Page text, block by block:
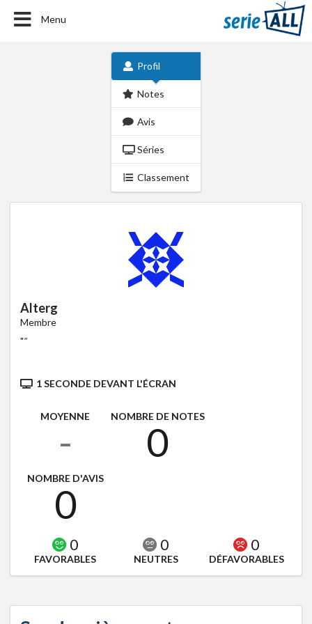
Menu
Profil
Notes
Avis
Séries
Classement
Alterg
Membre
""
1 SECONDE DEVANT L'ÉCRAN
MOYENNE
-
NOMBRE DE NOTES
0
NOMBRE D'AVIS
0
0
FAVORABLES
0
NEUTRES
0
DÉFAVORABLES